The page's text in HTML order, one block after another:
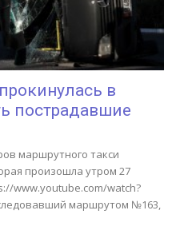
в
пострадавшие
маршрутного такси
произошла утром 27
www.youtube.com/watch?
маршрутом №163,